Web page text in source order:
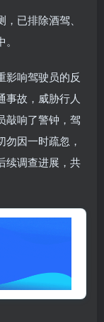
已排除酒驾、
影响驾驶员的反
事故，威胁行人
敲响了警钟，驾
因一时疏忽，
续调查进展，共